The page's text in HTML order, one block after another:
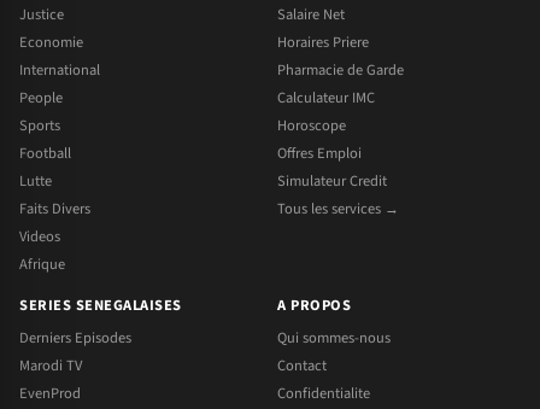
Justice
Economie
International
People
Sports
Football
Lutte
Faits Divers
Videos
Afrique
Salaire Net
Horaires Priere
Pharmacie de Garde
Calculateur IMC
Horoscope
Offres Emploi
Simulateur Credit
Tous les services →
SERIES SENEGALAISES
Derniers Episodes
Marodi TV
EvenProd
A PROPOS
Qui sommes-nous
Contact
Confidentialite